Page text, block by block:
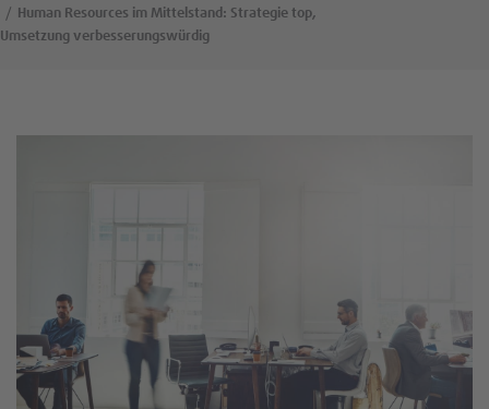
Human Resources im Mittelstand: Strategie top,
Umsetzung verbesserungswürdig